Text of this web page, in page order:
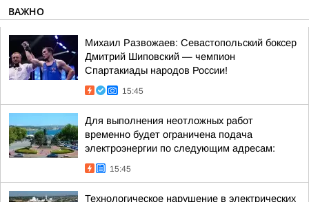
ВАЖНО
Михаил Развожаев: Севастопольский боксер
Дмитрий Шиповский — чемпион
Спартакиады народов России!
15:45
Для выполнения неотложных работ
временно будет ограничена подача
электроэнергии по следующим адресам:
15:45
Технологическое нарушение в электрических